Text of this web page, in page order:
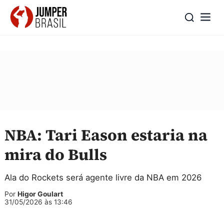
NBA: Tari Eason estaria na
mira do Bulls
Ala do Rockets será agente livre da NBA em 2026
Por Higor Goulart
31/05/2026 às 13:46